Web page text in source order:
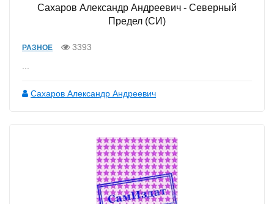
Сахаров Александр Андреевич - Северный
Предел (СИ)
РАЗНОЕ
3393
Сахаров Александр Андреевич